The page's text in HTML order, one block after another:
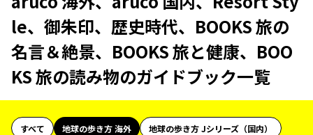
le、御朱印、歴史時代、BOOKS 旅の
名言＆絶景、BOOKS 旅と健康、BOO
KS 旅の読み物のガイドブック一覧
すべて 地球の歩き方 海外
地球の歩き方 Jシリーズ（国内）